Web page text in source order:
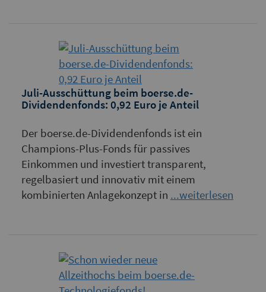
Juli-Ausschüttung beim boerse.de-
Dividendenfonds: 0,92 Euro je Anteil
Der boerse.de-Dividendenfonds ist ein
Champions-Plus-Fonds für passives
Einkommen und investiert transparent,
regelbasiert und innovativ mit einem
kombinierten Anlagekonzept in ...weiterlesen